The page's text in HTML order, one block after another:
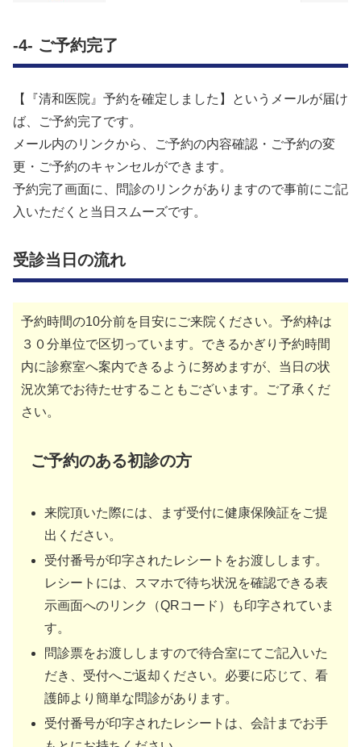
-4- ご予約完了
【『清和医院』予約を確定しました】というメールが届け
ば、ご予約完了です。
メール内のリンクから、ご予約の内容確認・ご予約の変
更・ご予約のキャンセルができます。
予約完了画面に、問診のリンクがありますので事前にご記
入いただくと当日スムーズです。
受診当日の流れ
予約時間の10分前を目安にご来院ください。予約枠は
３０分単位で区切っています。できるかぎり予約時間
内に診察室へ案内できるように努めますが、当日の状
況次第でお待たせすることもございます。ご了承くだ
さい。
ご予約のある初診の方
来院頂いた際には、まず受付に健康保険証をご提
出ください。
受付番号が印字されたレシートをお渡しします。
レシートには、スマホで待ち状況を確認できる表
示画面へのリンク（QRコード）も印字されていま
す。
問診票をお渡ししますので待合室にてご記入いた
だき、受付へご返却ください。必要に応じて、看
護師より簡単な問診があります。
受付番号が印字されたレシートは、会計までお手